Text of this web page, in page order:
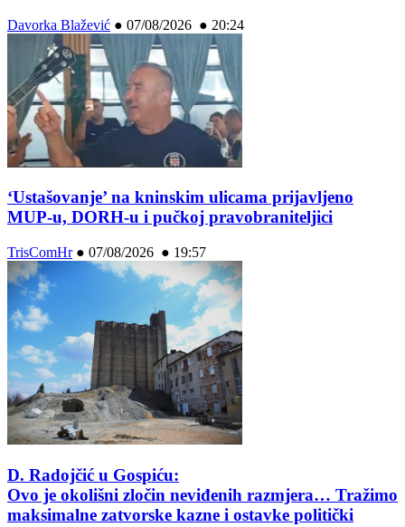
Davorka Blažević ● 07/08/2026 ● 20:24
‘Ustašovanje’ na kninskim ulicama prijavljeno
MUP-u, DORH-u i pučkoj pravobraniteljici
TrisComHr● 07/08/2026 ● 19:57
D. Radojčić u Gospiću:
Ovo je okolišni zločin neviđenih razmjera… Tražimo
maksimalne zatvorske kazne i ostavke politički